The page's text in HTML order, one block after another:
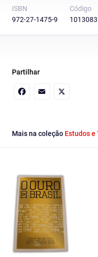
ISBN
972-27-1475-9
Código
1013083
Partilhar
Mais na coleção Estudos e